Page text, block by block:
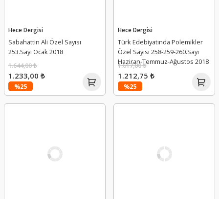
Hece Dergisi
Sabahattin Ali Özel Sayısı
253.Sayı Ocak 2018
%25
1.644,00 ₺
1.233,00 ₺
Hece Dergisi
Türk Edebiyatında Polemikler
Özel Sayısı 258-259-260.Sayı
Haziran-Temmuz-Ağustos 2018
%25
1.617,00 ₺
1.212,75 ₺